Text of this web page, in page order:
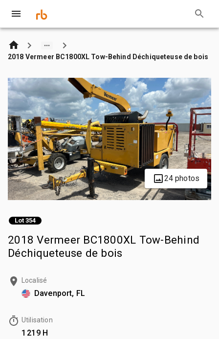
2018 Vermeer BC1800XL Tow-Behind Déchiqueteuse de bois
24 photos
Lot 354
2018 Vermeer BC1800XL Tow-Behind
Déchiqueteuse de bois
Localisé
Davenport, FL
Utilisation
1 219 H